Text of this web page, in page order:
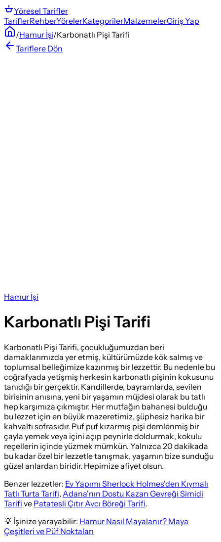
Yöresel Tarifler
TariflerRehberYörelerKategorilerMalzemelerGiriş Yap
/Hamur İşi/Karbonatlı Pişi Tarifi
Tariflere Dön
Hamur İşi
Karbonatlı Pişi Tarifi
Karbonatlı Pişi Tarifi, çocukluğumuzdan beri
damaklarımızda yer etmiş, kültürümüzde kök salmış ve
toplumsal belleğimize kazınmış bir lezzettir. Bu nedenle bu
coğrafyada yetişmiş herkesin karbonatlı pişinin kokusunu
tanıdığı bir gerçektir. Kandillerde, bayramlarda, sevilen
birisinin anısına, yeni bir yaşamın müjdesi olarak bu tatlı
hep karşımıza çıkmıştır. Her mutfağın bahanesi bulduğu
bu lezzet için en büyük mazeretimiz, şüphesiz harika bir
kahvaltı sofrasıdır. Puf puf kızarmış pişi demlenmiş bir
çayla yemek veya içini açıp peynirle doldurmak, kokulu
reçellerin içinde yüzmek mümkün. Yalnızca 20 dakikada
bu kadar özel bir lezzetle tanışmak, yaşamın bize sunduğu
güzel anlardan biridir. Hepimize afiyet olsun.
Benzer lezzetler: Ev Yapımı Sherlock Holmes'den Kıymalı
Tatlı Turta Tarifi, Adana'nın Dostu Kazan Gevreği Simidi
Tarifi ve Patatesli Çıtır Avcı Böreği Tarifi.
💡 İşinize yarayabilir: Hamur Nasıl Mayalanır? Maya
Çeşitleri ve Püf Noktaları